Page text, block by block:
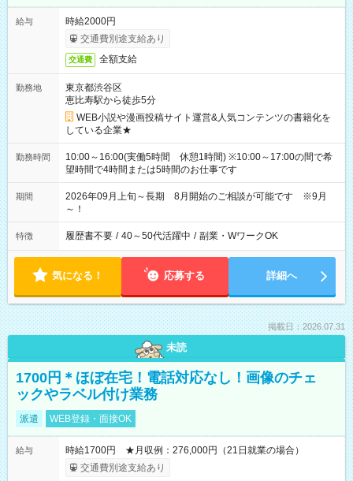
給与
時給2000円
交通費別途支給あり
交通費 全額支給
勤務地
東京都渋谷区
恵比寿駅から徒歩5分
WEB小説や漫画投稿サイト運営&人気コンテンツの書籍化を
している企業★
勤務時間
10:00～16:00(実働5時間 休憩1時間) ※10:00～17:00の間で希
望時間で4時間または5時間のお仕事です
期間
2026年09月上旬～長期 8月開始のご相談が可能です ※9月
～！
特徴 履歴書不要 / 40～50代活躍中 / 副業・WワークOK
気になる！ 応募する 詳細へ
掲載日：2026.07.31
未読
1700円＊ほぼ在宅！電話対応なし！画像のチェ
ックやラベル付け業務
派遣 WEB登録・面接OK
給与
時給1700円 ★月収例：276,000円（21日就業の場合）
交通費別途支給あり